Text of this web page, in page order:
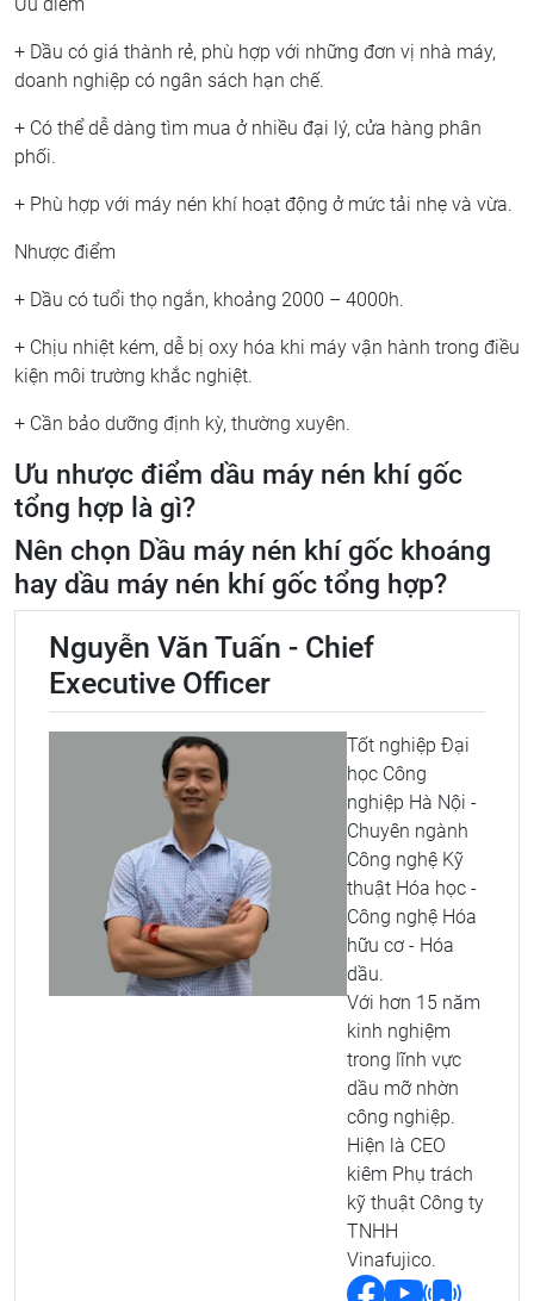
Ưu điểm
+ Dầu có giá thành rẻ, phù hợp với những đơn vị nhà máy,
doanh nghiệp có ngân sách hạn chế.
+ Có thể dễ dàng tìm mua ở nhiều đại lý, cửa hàng phân
phối.
+ Phù hợp với máy nén khí hoạt động ở mức tải nhẹ và vừa.
Nhược điểm
+ Dầu có tuổi thọ ngắn, khoảng 2000 – 4000h.
+ Chịu nhiệt kém, dễ bị oxy hóa khi máy vận hành trong điều
kiện môi trường khắc nghiệt.
+ Cần bảo dưỡng định kỳ, thường xuyên.
Ưu nhược điểm dầu máy nén khí gốc
tổng hợp là gì?
Nên chọn Dầu máy nén khí gốc khoáng
hay dầu máy nén khí gốc tổng hợp?
Nguyễn Văn Tuấn - Chief
Executive Officer
Tốt nghiệp Đại
học Công
nghiệp Hà Nội -
Chuyên ngành
Công nghệ Kỹ
thuật Hóa học -
Công nghệ Hóa
hữu cơ - Hóa
dầu.
Với hơn 15 năm
kinh nghiệm
trong lĩnh vực
dầu mỡ nhờn
công nghiệp.
Hiện là CEO
kiêm Phụ trách
kỹ thuật Công ty
TNHH
Vinafujico.